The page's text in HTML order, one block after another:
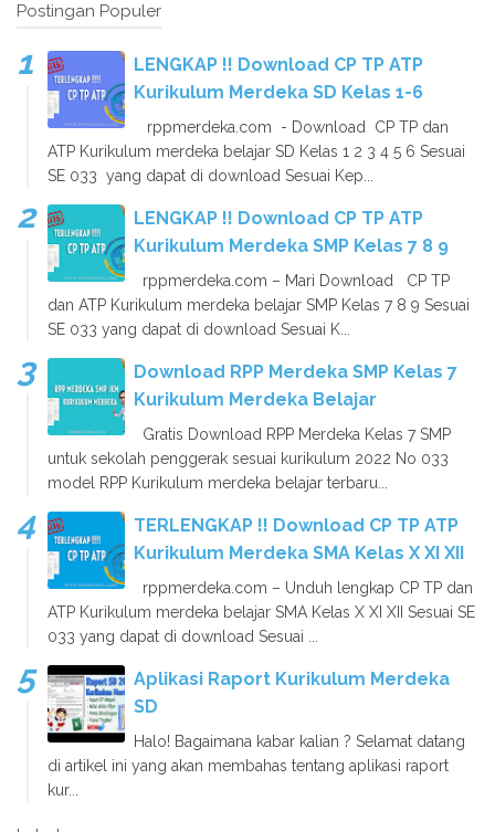
Postingan Populer
LENGKAP !! Download CP TP ATP
Kurikulum Merdeka SD Kelas 1-6
rppmerdeka.com - Download CP TP dan
ATP Kurikulum merdeka belajar SD Kelas 1 2 3 4 5 6 Sesuai
SE 033 yang dapat di download Sesuai Kep...
LENGKAP !! Download CP TP ATP
Kurikulum Merdeka SMP Kelas 7 8 9
rppmerdeka.com – Mari Download CP TP
dan ATP Kurikulum merdeka belajar SMP Kelas 7 8 9 Sesuai
SE 033 yang dapat di download Sesuai K...
Download RPP Merdeka SMP Kelas 7
Kurikulum Merdeka Belajar
Gratis Download RPP Merdeka Kelas 7 SMP
untuk sekolah penggerak sesuai kurikulum 2022 No 033
model RPP Kurikulum merdeka belajar terbaru...
TERLENGKAP !! Download CP TP ATP
Kurikulum Merdeka SMA Kelas X XI XII
rppmerdeka.com – Unduh lengkap CP TP dan
ATP Kurikulum merdeka belajar SMA Kelas X XI XII Sesuai SE
033 yang dapat di download Sesuai ...
Aplikasi Raport Kurikulum Merdeka
SD
Halo! Bagaimana kabar kalian ? Selamat datang
di artikel ini yang akan membahas tentang aplikasi raport
kur...